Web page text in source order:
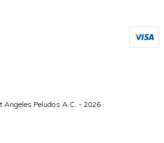
Angeles Peludos A.C. - 2026